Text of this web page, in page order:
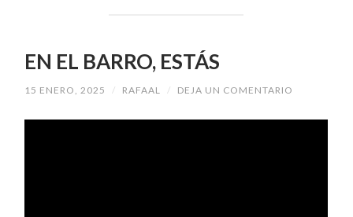
EN EL BARRO, ESTÁS
15 ENERO, 2025 / RAFAAL / DEJA UN COMENTARIO